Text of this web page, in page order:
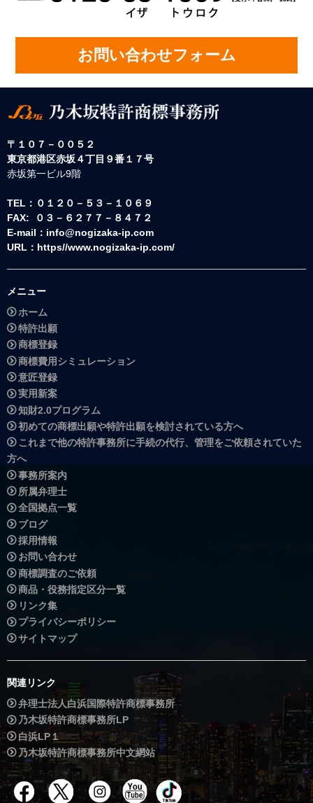
お問い合わせフォーム
〒１０７－００５２
東京都港区赤坂４丁目９番１７号
赤坂第一ビル9階
TEL：０１２０－５３－１０６９
FAX: ０３－６２７７－８４７２
E-mail：info@nogizaka-ip.com
URL：https//www.nogizaka-ip.com/
メニュー
ホーム
特許出願
商標登録
商標費用シミュレーション
意匠登録
実用新案
知財2.0プログラム
初めての商標出願や特許出願を検討されている方へ
これまで他の特許事務所に手続の代行、管理をご依頼されていた
方へ
事務所案内
所属弁理士
全国拠点一覧
ブログ
採用情報
お問い合わせ
商標調査のご依頼
商品・役務指定区分一覧
リンク集
プライバシーポリシー
サイトマップ
関連リンク
弁理士法人白浜国際特許商標事務所
乃木坂特許商標事務所LP
白浜LP１
乃木坂特許商標事務所中文網站